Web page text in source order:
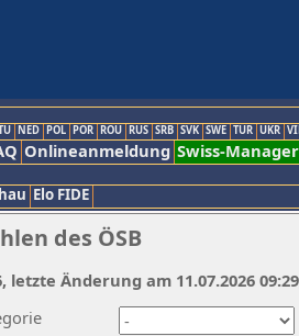
NED POL POR ROU RUS SRB SVK SWE TUR UKR
Onlineanmeldung Swiss-Manager
Elo FIDE
des ÖSB
letzte Änderung am 11.07.2026